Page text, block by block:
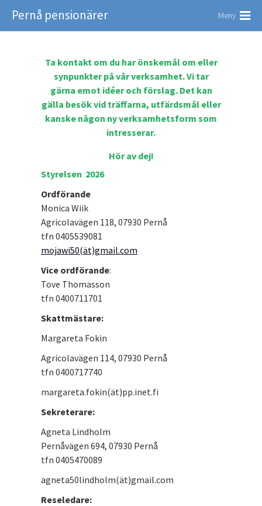
Pernå pensionärer Meny
Ta kontakt om du har önskemål om eller
synpunkter på vår verksamhet. Vi tar
gärna emot idéer och förslag. Det kan
gälla besök vid träffarna, utfärdsmål eller
kanske någon ny verksamhetsform som
intresserar.
Hör av dej!
Styrelsen 2026
Ordförande
Monica Wiik
Agricolavägen 118, 07930 Pernå
tfn 0405539081
mojawi50(ät)gmail.com
Vice ordförande:
Tove Thomasson
tfn 0400711701
Skattmästare:
Margareta Fokin
Agricolavägen 114, 07930 Pernå
tfn 0400717740
margareta.fokin(ät)pp.inet.fi
Sekreterare:
Agneta Lindholm
Pernåvägen 694, 07930 Pernå
tfn 0405470089
agneta50lindholm(ät)gmail.com
Reseledare: